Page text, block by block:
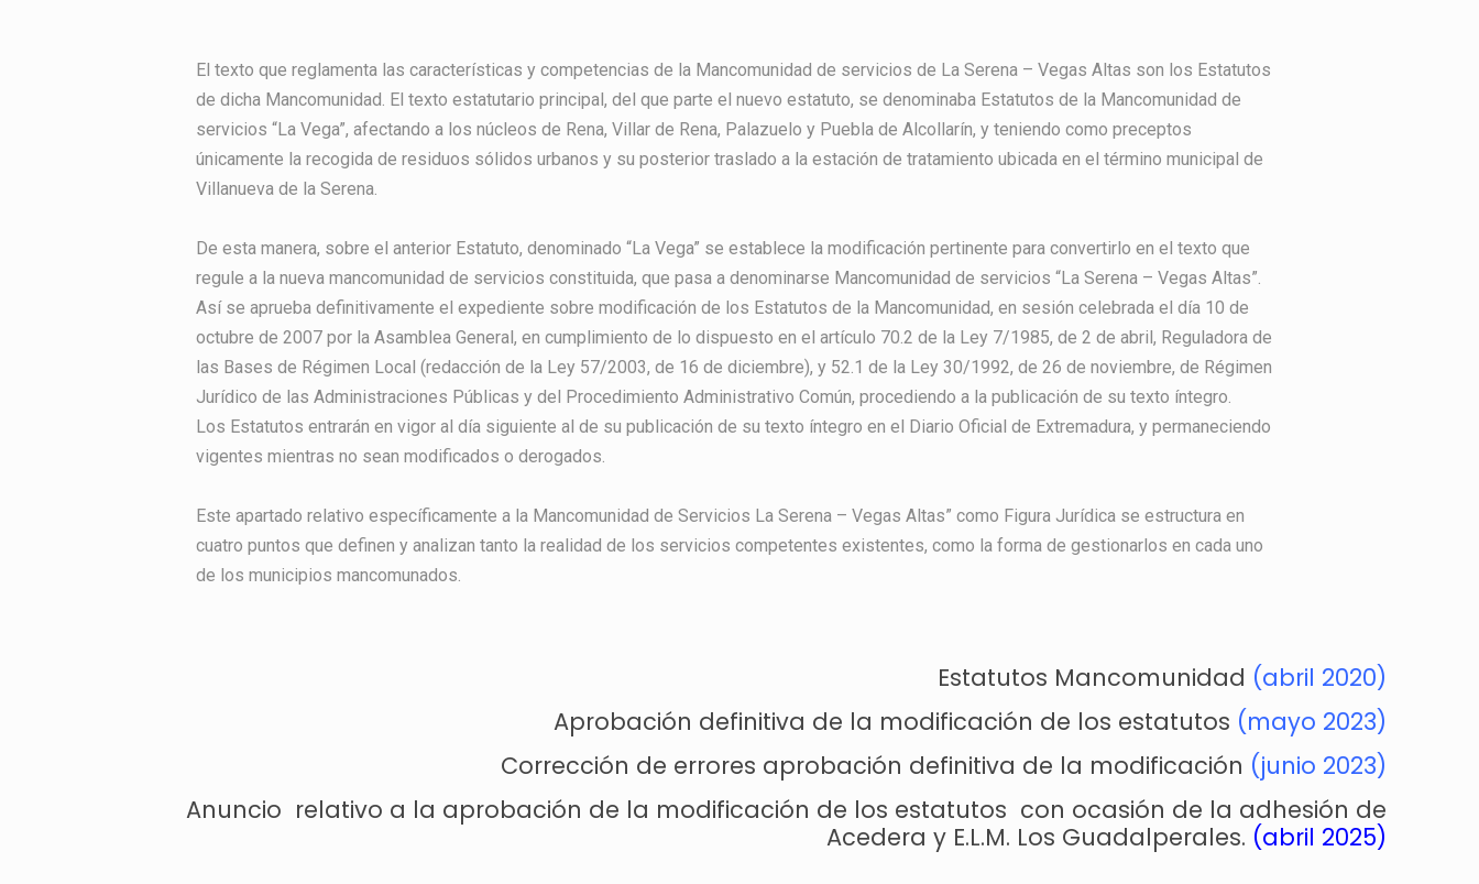
El texto que reglamenta las características y competencias de la Mancomunidad de servicios de La Serena – Vegas Altas son los Estatutos
de dicha Mancomunidad. El texto estatutario principal, del que parte el nuevo estatuto, se denominaba Estatutos de la Mancomunidad de
servicios “La Vega”, afectando a los núcleos de Rena, Villar de Rena, Palazuelo y Puebla de Alcollarín, y teniendo como preceptos
únicamente la recogida de residuos sólidos urbanos y su posterior traslado a la estación de tratamiento ubicada en el término municipal de
Villanueva de la Serena.
De esta manera, sobre el anterior Estatuto, denominado “La Vega” se establece la modificación pertinente para convertirlo en el texto que
regule a la nueva mancomunidad de servicios constituida, que pasa a denominarse Mancomunidad de servicios “La Serena – Vegas Altas”.
Así se aprueba definitivamente el expediente sobre modificación de los Estatutos de la Mancomunidad, en sesión celebrada el día 10 de
octubre de 2007 por la Asamblea General, en cumplimiento de lo dispuesto en el artículo 70.2 de la Ley 7/1985, de 2 de abril, Reguladora de
las Bases de Régimen Local (redacción de la Ley 57/2003, de 16 de diciembre), y 52.1 de la Ley 30/1992, de 26 de noviembre, de Régimen
Jurídico de las Administraciones Públicas y del Procedimiento Administrativo Común, procediendo a la publicación de su texto íntegro.
Los Estatutos entrarán en vigor al día siguiente al de su publicación de su texto íntegro en el Diario Oficial de Extremadura, y permaneciendo
vigentes mientras no sean modificados o derogados.
Este apartado relativo específicamente a la Mancomunidad de Servicios La Serena – Vegas Altas” como Figura Jurídica se estructura en
cuatro puntos que definen y analizan tanto la realidad de los servicios competentes existentes, como la forma de gestionarlos en cada uno
de los municipios mancomunados.
Estatutos Mancomunidad (abril 2020)
Aprobación definitiva de la modificación de los estatutos (mayo 2023)
Corrección de errores aprobación definitiva de la modificación (junio 2023)
Anuncio relativo a la aprobación de la modificación de los estatutos con ocasión de la adhesión de
Acedera y E.L.M. Los Guadalperales. (abril 2025)